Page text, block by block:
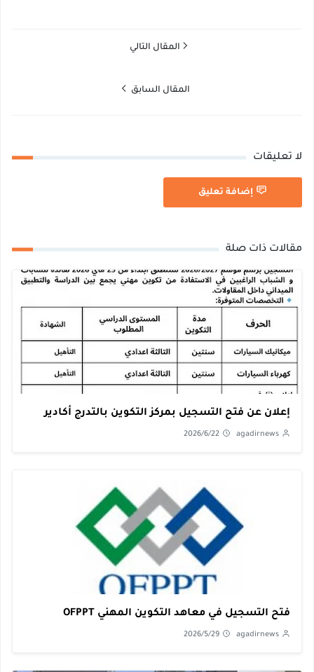
المقال التالي
المقال السابق
لا تعليقات
إضافة تعليق
مقالات ذات صلة
إعلان عن فتح التسجيل بمركز التكوين بالتدرج أكادير
agadirnews
2026/6/22
فتح التسجيل في معاهد التكوين المهني OFPPT
agadirnews
2026/5/29